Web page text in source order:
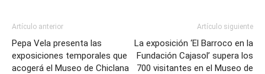
Artículo anterior
Pepa Vela presenta las
exposiciones temporales que
acogerá el Museo de Chiclana
Artículo siguiente
La exposición ‘El Barroco en la
Fundación Cajasol’ supera los
700 visitantes en el Museo de